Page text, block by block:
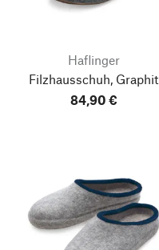
Haflinger
Filzhausschuh, Graphit
84,90 €